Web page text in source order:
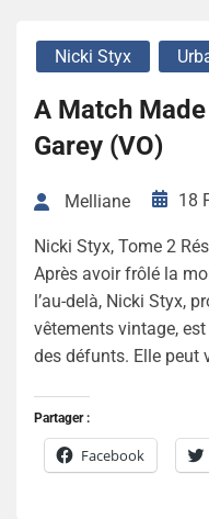
Nicki Styx
A Match
Garey (VO)
Melliane 18
Nicki Styx, Tome 2
Après avoir frôlé la
l’au-delà, Nicki Styx,
vêtements vintage,
des défunts. Elle peut
Partager :
Facebook